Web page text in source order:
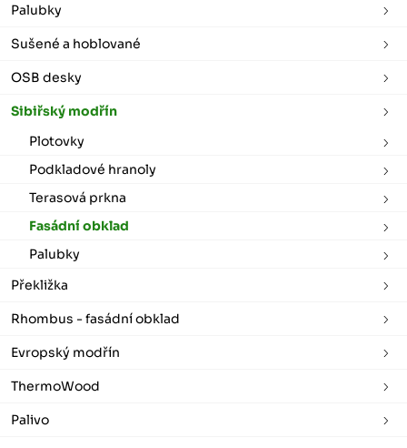
Palubky
Sušené a hoblované
OSB desky
Sibiřský modřín
Plotovky
Podkladové hranoly
Terasová prkna
Fasádní obklad
Palubky
Překližka
Rhombus - fasádní obklad
Evropský modřín
ThermoWood
Palivo